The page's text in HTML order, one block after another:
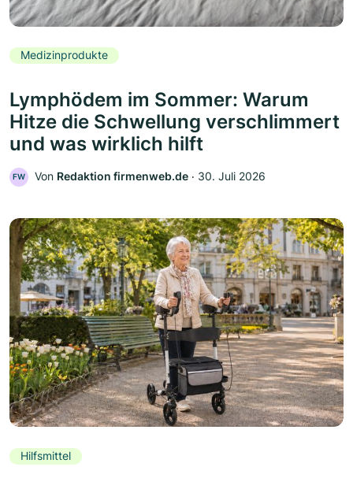
Medizinprodukte
Lymphödem im Sommer: Warum
Hitze die Schwellung verschlimmert
und was wirklich hilft
FW Von Redaktion firmenweb.de ‧ 30. Juli 2026
Hilfsmittel